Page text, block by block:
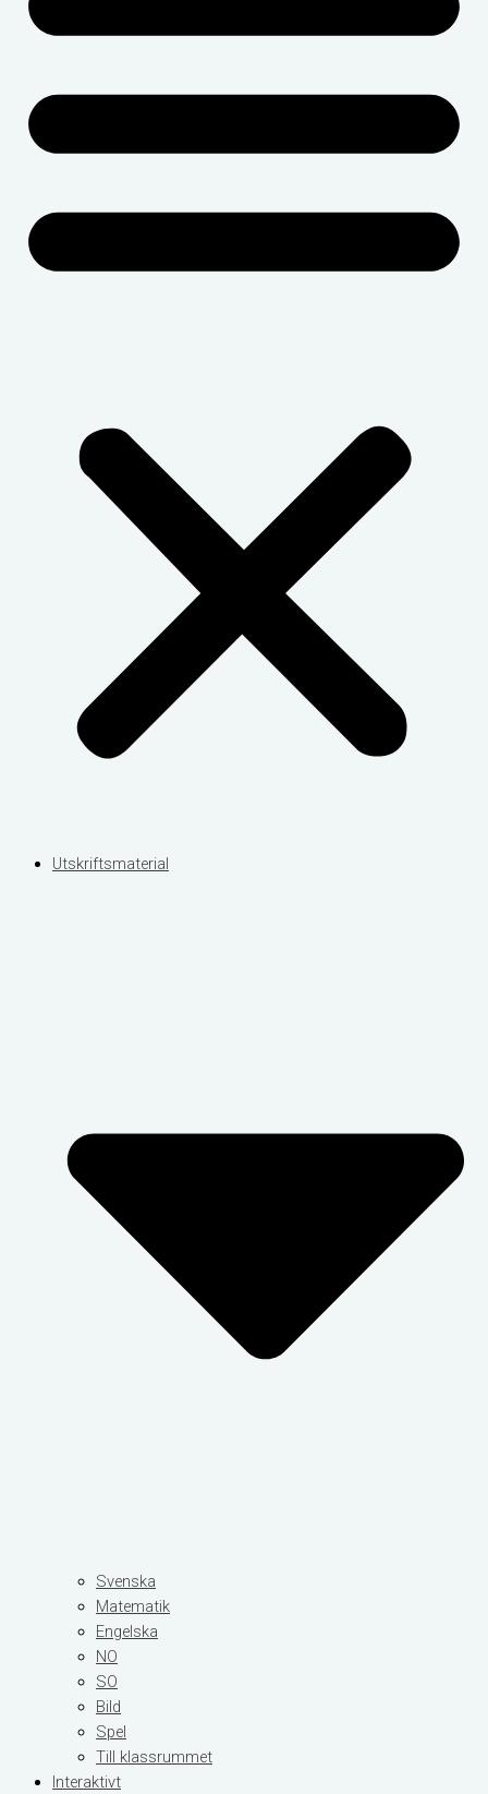
Utskriftsmaterial
Svenska
Matematik
Engelska
NO
SO
Bild
Spel
Till klassrummet
Interaktivt